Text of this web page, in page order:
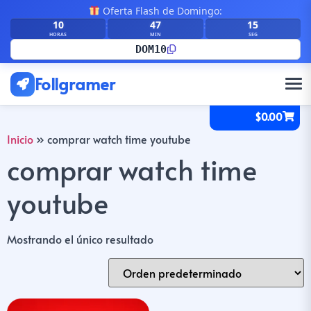
Oferta Flash de Domingo:
10
HORAS
: 47
MIN
: 15
SEG
DOM10
Follgramer
$0.00
Inicio » comprar watch time youtube
comprar watch time
youtube
Mostrando el único resultado